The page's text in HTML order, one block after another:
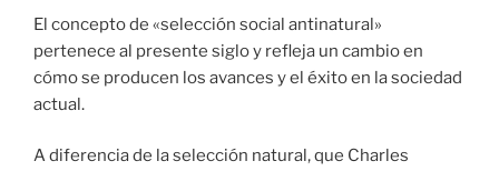
El concepto de «selección social antinatural»
pertenece al presente siglo y refleja un cambio en
cómo se producen los avances y el éxito en la sociedad
actual.
A diferencia de la selección natural, que Charles